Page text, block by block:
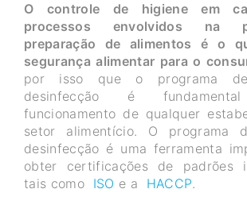
O controle de higiene em
processos envolvidos na
preparação de alimentos é o
segurança alimentar para o
por isso que o programa
desinfecção é
funcionamento de qualquer
setor alimentício. O programa
desinfecção é uma ferramenta
obter certificações de padrões
tais como ISO e a HACCP.